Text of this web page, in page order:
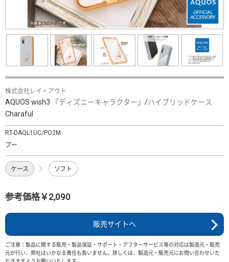
株式会社レイ・アウト
AQUOS wish3 『ディズニーキャラクター』/ハイブリッドケース
Charaful
RT-DAQL1UC/PO2M
プー
ケース ソフト
参考価格￥2,090
販売サイトへ
ご注意：製品に関する販売・製品保証・サポート・アフターサービス等の対応は製造元・販売
元が行い、弊社はいかなる責任も負いません。詳しくは、製造元・販売元にお問い合わせいた